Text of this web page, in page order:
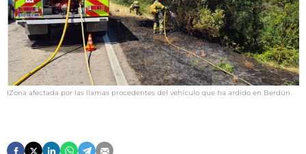
IZona afectada por las llamas procedentes del vehículo que ha ardido en Berdún.